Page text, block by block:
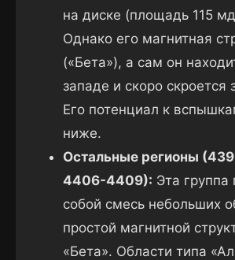
на диске (площадь 115
Однако его магнитная
(«Бета»), а сам он
западе и скоро
Его потенциал к
ниже.
Остальные регионы
4406-4409): Эта группа
собой смесь небольших
простой магнитной
«Бета». Области типа